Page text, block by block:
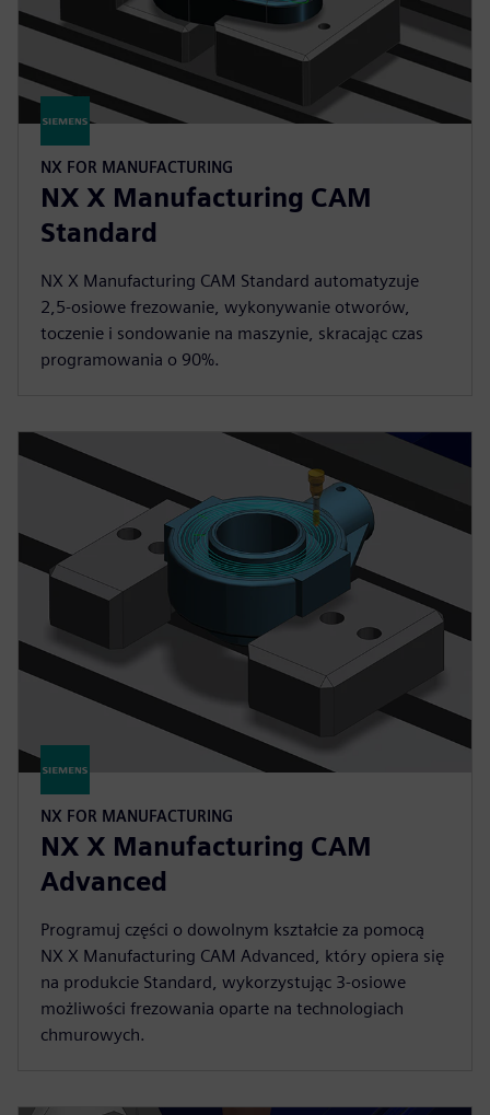
NX FOR MANUFACTURING
NX X Manufacturing CAM
Standard
NX X Manufacturing CAM Standard automatyzuje
2,5-osiowe frezowanie, wykonywanie otworów,
toczenie i sondowanie na maszynie, skracając czas
programowania o 90%.
NX FOR MANUFACTURING
NX X Manufacturing CAM
Advanced
Programuj części o dowolnym kształcie za pomocą
NX X Manufacturing CAM Advanced, który opiera się
na produkcie Standard, wykorzystując 3-osiowe
możliwości frezowania oparte na technologiach
chmurowych.